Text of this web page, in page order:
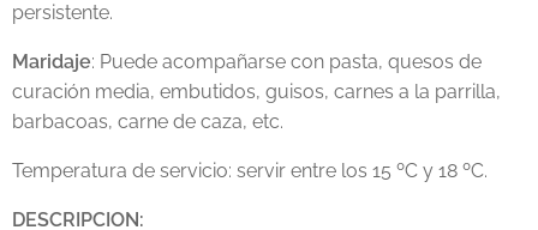
persistente.
Maridaje: Puede acompañarse con pasta, quesos de
curación media, embutidos, guisos, carnes a la parrilla,
barbacoas, carne de caza, etc.
Temperatura de servicio: servir entre los 15 ºC y 18 ºC.
DESCRIPCION: